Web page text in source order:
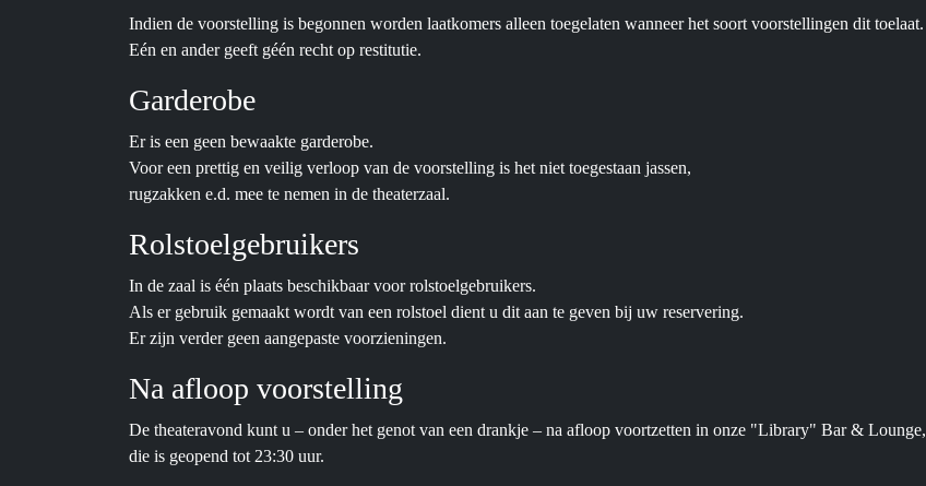
Indien de voorstelling is begonnen worden laatkomers alleen toegelaten wanneer het soort voorstellingen dit toelaat.
Eén en ander geeft géén recht op restitutie.
Garderobe
Er is een geen bewaakte garderobe.
Voor een prettig en veilig verloop van de voorstelling is het niet toegestaan jassen,
rugzakken e.d. mee te nemen in de theaterzaal.
Rolstoelgebruikers
In de zaal is één plaats beschikbaar voor rolstoelgebruikers.
Als er gebruik gemaakt wordt van een rolstoel dient u dit aan te geven bij uw reservering.
Er zijn verder geen aangepaste voorzieningen.
Na afloop voorstelling
De theateravond kunt u – onder het genot van een drankje – na afloop voortzetten in onze "Library" Bar & Lounge,
die is geopend tot 23:30 uur.